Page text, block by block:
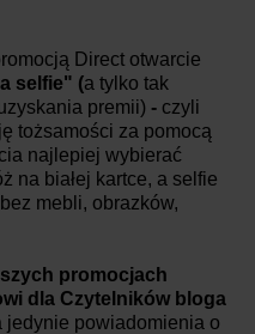
Direct otwarcie
selfie" (a tylko tak
premii) - czyli
tożsamości za pomocą
najlepiej wybierać
na białej kartce, a selfie
mebli, obrazków,
promocjach
dla Czytelników bloga
jedynie powiadomienia o